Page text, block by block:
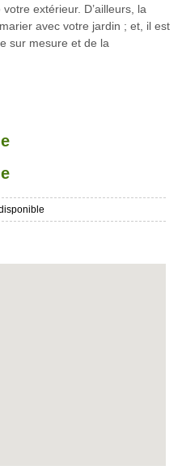
extérieur. D’ailleurs, la
avec votre jardin ; et, il est
sur mesure et de la